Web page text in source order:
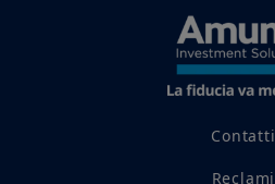
laddove non altrimenti precisato,
sul copyright e alla legislazione
della proprietà industriale.
licenza o diritto di utilizzo; sono
su qualsiasi supporto, la
commerciali, in misura totale oContatti
Reclami